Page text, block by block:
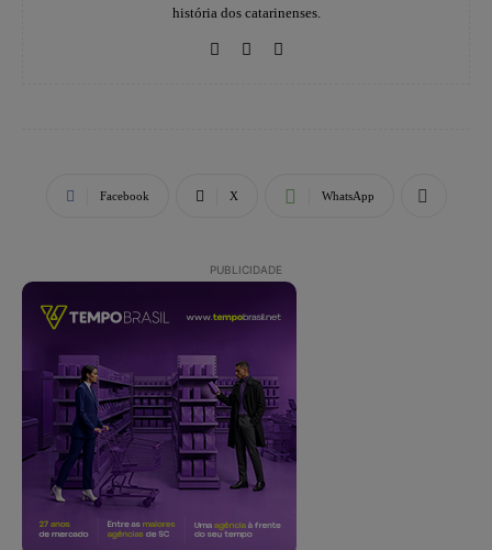
história dos catarinenses.
Facebook X WhatsApp
PUBLICIDADE